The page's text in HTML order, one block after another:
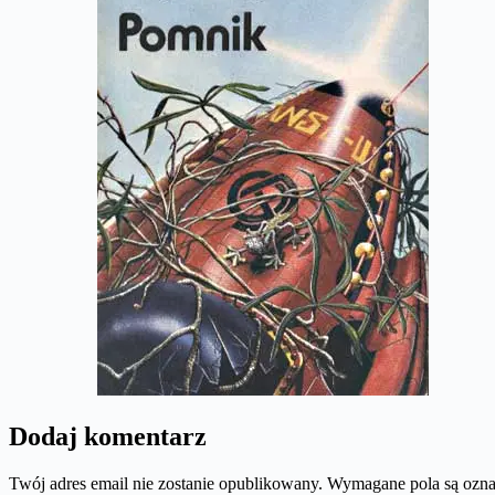
Dodaj komentarz
Twój adres email nie zostanie opublikowany. Wymagane pola są